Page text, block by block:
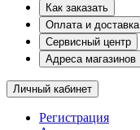
Как заказать
Оплата и доставка
Сервисный центр
Адреса магазинов
Личный кабинет
Регистрация